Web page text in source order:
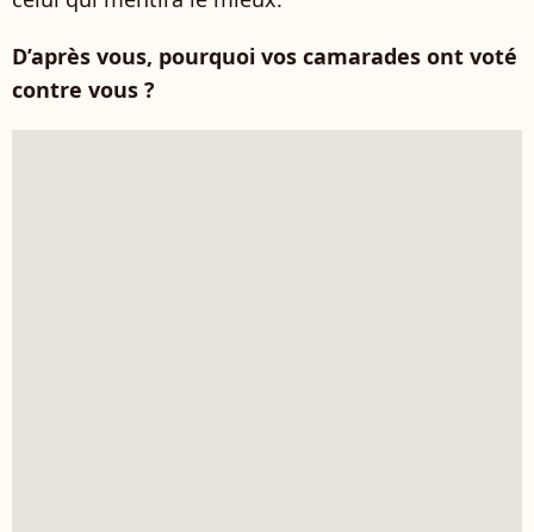
D’après vous, pourquoi vos camarades ont voté
contre vous ?